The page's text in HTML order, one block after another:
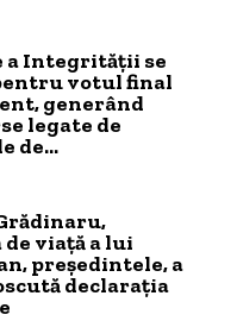
a Integrității se
votul final
generând
legate de
de…
viață a lui
președintele, a
declarația